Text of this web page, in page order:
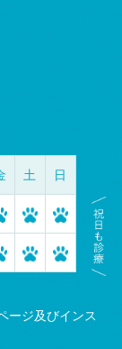
土 日
ージ及びインス